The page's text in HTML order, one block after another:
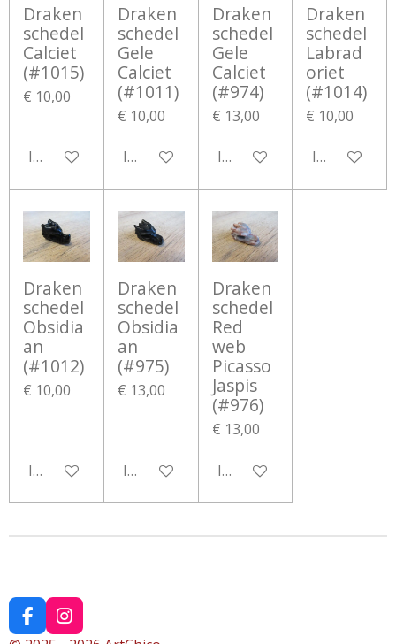
Draken
schedel
Calciet
(#1015)
€ 10,00
In winkelwagen
Draken
schedel
Gele
Calciet
(#1011)
€ 10,00
In winkelwagen
Draken
schedel
Gele
Calciet
(#974)
€ 13,00
In winkelwagen
Draken
schedel
Labrad
oriet
(#1014)
€ 10,00
In
Draken
schedel
Obsidia
an
(#1012)
€ 10,00
In winkelwagen
Draken
schedel
Obsidia
an
(#975)
€ 13,00
In winkelwagen
Draken
schedel
Red
web
Picasso
Jaspis
(#976)
€ 13,00
In winkelwagen
F
a
I
n